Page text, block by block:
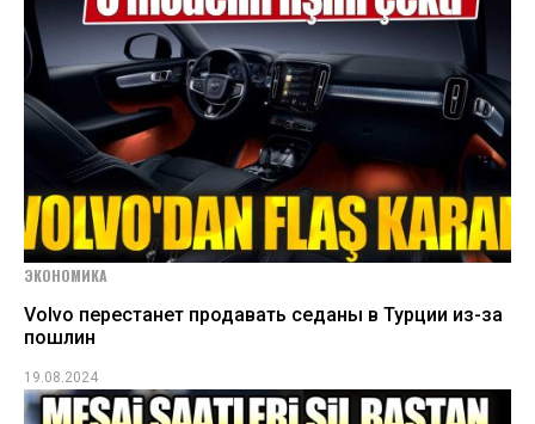
ЭКОНОМИКА
Volvo перестанет продавать седаны в Турции из-за
пошлин
19.08.2024